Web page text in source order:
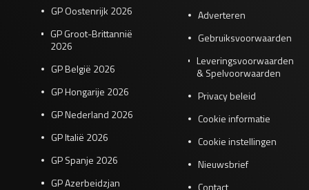
GP Oostenrijk 2026
GP Groot-Brittannië
2026
GP België 2026
GP Hongarije 2026
GP Nederland 2026
GP Italië 2026
GP Spanje 2026
GP Azerbeidzjan
Adverteren
Gebruiksvoorwaarden
Leveringsvoorwaarden
& Spelvoorwaarden
Privacy beleid
Cookie informatie
Cookie instellingen
Nieuwsbrief
Contact